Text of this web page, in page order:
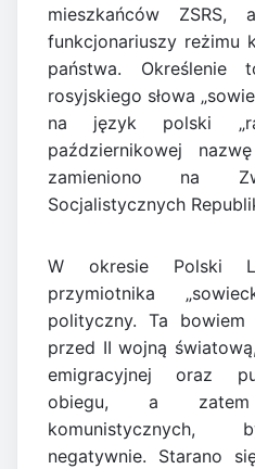
mieszkańców ZSRS,
funkcjonariuszy reżimu
państwa.
rosyjskiego słowa
na język polski
październikowej
zamieniono na
Socjalistycznych
W okresie Polski
przymiotnika
polityczny. Ta bowiem
przed II wojną
emigracyjnej oraz
obiegu, a zatem
komunistycznych,
negatywnie. Starano